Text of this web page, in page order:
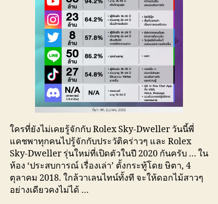
ใครที่ยังไม่เคยรู้จักกับ Rolex Sky-Dweller วันนี้พี่
แคชพาทุกคนไปรู้จักกับประวัติคร่าวๆ และ Rolex
Sky-Dweller รุ่นใหม่ที่เปิดตัวในปี 2020 กันครับ … ใน
ห้อง ‘ประสบการณ์ เรื่องเล่า’ ตั้งกระทู้โดย ษิตา, 4
ตุลาคม 2018. ใกล้วาเลนไทน์ทั้งที จะให้ดอกไม้สาวๆ
อย่างเดียวคงไม่ได้ …